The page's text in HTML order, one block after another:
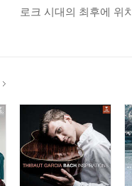
로크 시대의 최후에 위